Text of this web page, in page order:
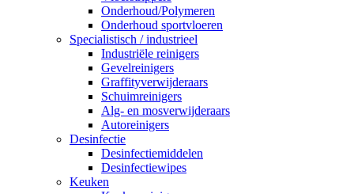
Onderhoud/Polymeren
Onderhoud sportvloeren
Specialistisch / industrieel
Industriële reinigers
Gevelreinigers
Graffityverwijderaars
Schuimreinigers
Alg- en mosverwijderaars
Autoreinigers
Desinfectie
Desinfectiemiddelen
Desinfectiewipes
Keuken